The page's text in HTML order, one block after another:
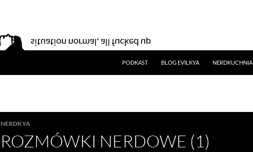
PODKAST
BLOG EVILKYA NERDKUCHNIA
NERDKYA
ROZMÓWKI NERDOWE (1)